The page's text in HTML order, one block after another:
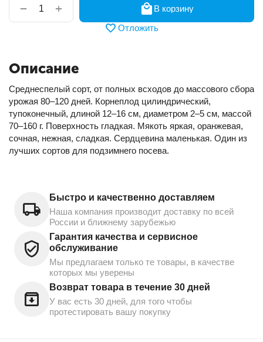
+
−
В корзину
Отложить
Описание
Среднеспелый сорт, от полных всходов до массового сбора
урожая 80–120 дней. Корнеплод цилиндрический,
тупоконечный, длиной 12–16 см, диаметром 2–5 см, массой
70–160 г. Поверхность гладкая. Мякоть яркая, оранжевая,
сочная, нежная, сладкая. Сердцевина маленькая. Один из
лучших сортов для подзимнего посева.
Быстро и качественно доставляем
Наша компания производит доставку по всей
России и ближнему зарубежью
Гарантия качества и сервисное
обслуживание
Мы предлагаем только те товары, в качестве
которых мы уверены
Возврат товара в течение 30 дней
У вас есть 30 дней, для того чтобы
протестировать вашу покупку